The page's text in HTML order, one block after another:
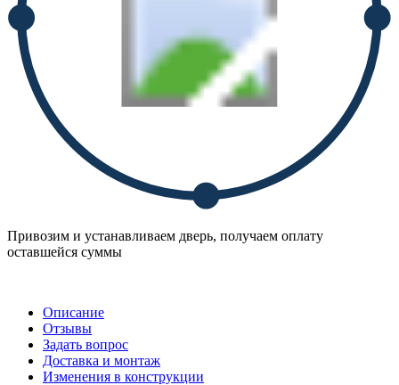
Привозим и устанавливаем дверь, получаем оплату
оставшейся суммы
Описание
Отзывы
Задать вопрос
Доставка и монтаж
Изменения в конструкции